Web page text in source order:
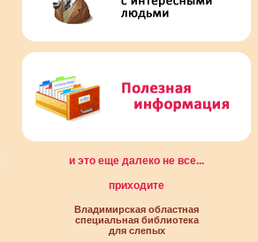
и это еще далеко не все...
приходите
Владимирская областная
специальная библиотека
для слепых